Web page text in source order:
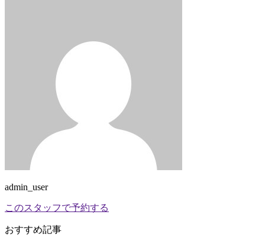
admin_user
このスタッフで予約する
おすすめ記事